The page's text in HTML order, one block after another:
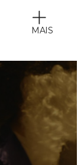
MAIS